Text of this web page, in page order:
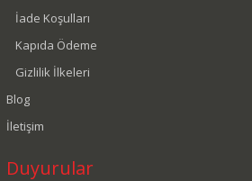
İade Koşulları
Kapıda Ödeme
Gizlilik İlkeleri
Blog
İletişim
Duyurular